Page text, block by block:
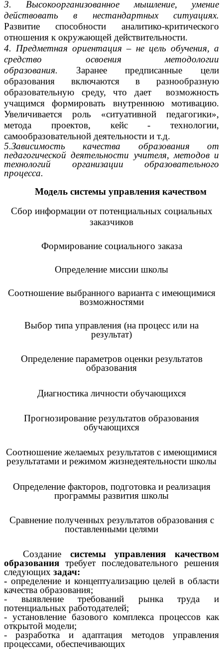
3. Высокоорганизованное мышление, умение
действовать в нестандартных ситуациях.
Развитие способности аналитико-критического
отношения к окружающей действительности.
4. Предметная ориентация – не цель обучения, а
средство освоения методологии
образования.
Заранее предписанные цели
образования включаются в разнообразную
образовательную
среду, что дает возможность
учащимся формировать внутреннюю мотивацию.
Увеличивается роль «ситуативной педагогики»,
метода проектов, кейс - технологии,
самообразовательной деятельности и т.д.
5.Зависимость качества образования от
педагогической деятельности учителя, методов и
технологий организации образовательного
процесса.
Модель системы управления качеством
Сбор информации от потенциальных социальных
заказчиков
Формирование социального заказа
Определение миссии школы
Соотношение выбранного варианта с имеющимися
возможностями
Выбор типа управления (на процесс или на
результат)
Определение параметров оценки результатов
образования
Диагностика личности обучающихся
Прогнозирование результатов образования
обучающихся
Соотношение желаемых результатов с имеющимися
результатами и режимом жизнедеятельности школы
Определение факторов, подготовка и реализация
программы развития школы
Сравнение полученных результатов образования с
поставленными целями
Создание системы управления качеством
образования требует последовательного решения
следующих задач:
- определение и концептуализацию целей в области
качества образования;
- выявление требований рынка труда и
потенциальных работодателей;
- установление базового комплекса процессов как
открытой модели;
- разработка и адаптация методов управления
процессами, обеспечивающих